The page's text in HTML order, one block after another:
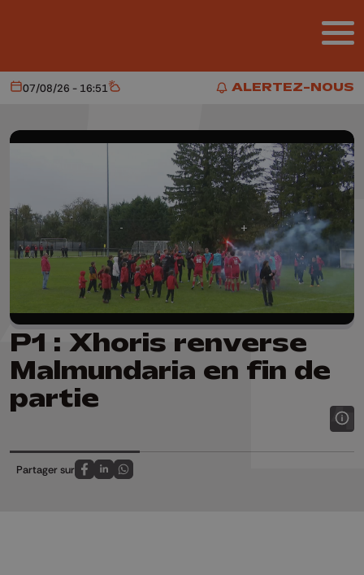
ALERTEZ-NOUS
ALERTEZ-NOUS
Aujourd'hui
07/08/26 - 16:51 Météo
P1 : Xhoris renverse
Malmundaria en fin de
partie
Partager sur
Partagez sur FaceBook
Partagez sur LinkedIn
Partagez sur Whatsapp